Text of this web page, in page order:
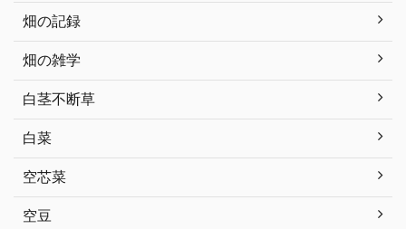
畑の記録
畑の雑学
白茎不断草
白菜
空芯菜
空豆